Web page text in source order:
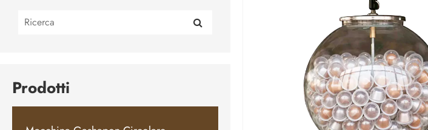
Prodotti